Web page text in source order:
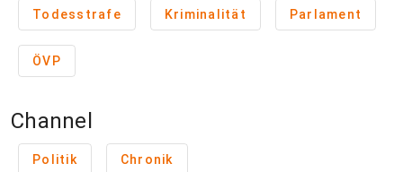
Todesstrafe Kriminalität Parlament
ÖVP
Channel
Politik Chronik